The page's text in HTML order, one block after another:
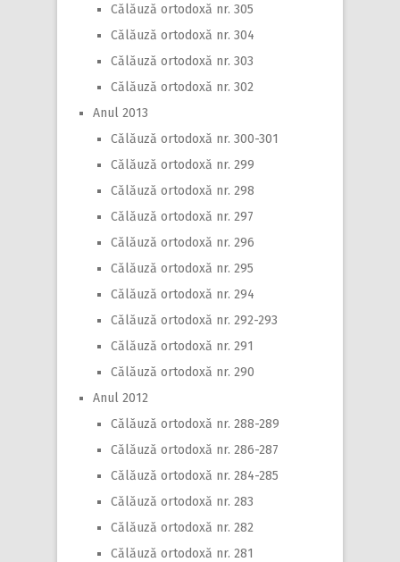
Călăuză ortodoxă nr. 305
Călăuză ortodoxă nr. 304
Călăuză ortodoxă nr. 303
Călăuză ortodoxă nr. 302
Anul 2013
Călăuză ortodoxă nr. 300-301
Călăuză ortodoxă nr. 299
Călăuză ortodoxă nr. 298
Călăuză ortodoxă nr. 297
Călăuză ortodoxă nr. 296
Călăuză ortodoxă nr. 295
Călăuză ortodoxă nr. 294
Călăuză ortodoxă nr. 292-293
Călăuză ortodoxă nr. 291
Călăuză ortodoxă nr. 290
Anul 2012
Călăuză ortodoxă nr. 288-289
Călăuză ortodoxă nr. 286-287
Călăuză ortodoxă nr. 284-285
Călăuză ortodoxă nr. 283
Călăuză ortodoxă nr. 282
Călăuză ortodoxă nr. 281